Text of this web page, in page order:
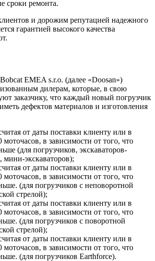
сроки ремонта.
и дорожим репутацией надежного
гарантией высокого качества
EMEA s.r.o. (далее «Doosan»)
дилерам, которые, в свою
заказчику, что каждый новый погрузчик
дефектов материалов и изготовления
от даты поставки клиенту или в
моточасов, в зависимости от того, что
(для погрузчиков, экскаваторов-
мини-экскаваторов);
от даты поставки клиенту или в
моточасов, в зависимости от того, что
(для погрузчиков с неповоротной
стрелой);
от даты поставки клиенту или в
моточасов, в зависимости от того, что
(для погрузчиков с поворотной
стрелой);
от даты поставки клиенту или в
моточасов, в зависимости от того, что
(для погрузчиков Earthforce).